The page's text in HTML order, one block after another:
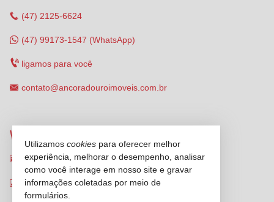
(47) 2125-6624
(47) 99173-1547 (WhatsApp)
ligamos para você
contato@ancoradouroimoveis.com.br
VEJA MAIS
receba nosso newsletter
indicadores financeiros
Utilizamos cookies para oferecer melhor
experiência, melhorar o desempenho, analisar
como você interage em nosso site e gravar
informações coletadas por meio de
formulários.